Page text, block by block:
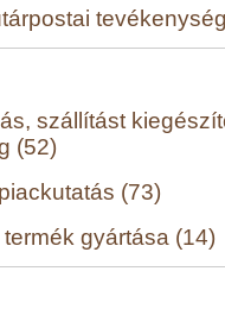
szállítást
(52)
(73)
gyártása (14)